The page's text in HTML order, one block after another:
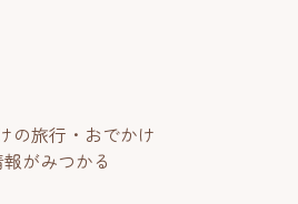
の旅行・おでかけ
がみつかる